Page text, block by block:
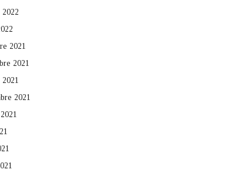
2021
2021
2021